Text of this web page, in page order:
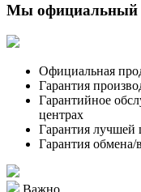
Мы официальный
Официальная
Гарантия
Гарантийное
центрах
Гарантия лучшей
Гарантия обмена/
Важно